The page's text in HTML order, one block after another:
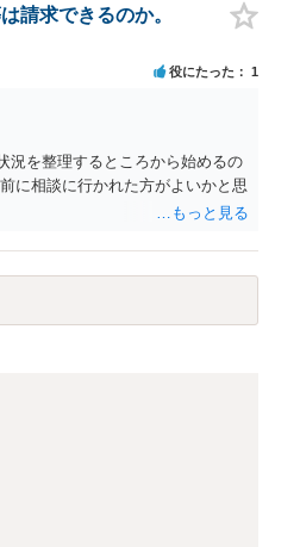
るかもしれません。 さらに個人と
請求できるのか。
役にたった 1
況を整理するところから始めるの
に相談に行かれた方がよいかと思